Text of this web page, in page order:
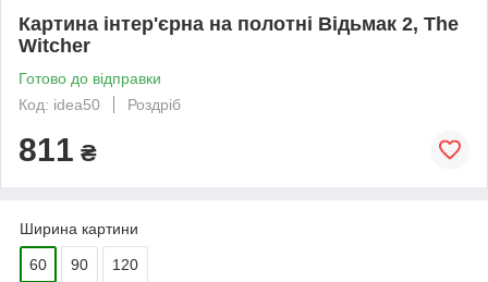
Картина інтер'єрна на полотні Відьмак 2, The
Witcher
Готово до відправки
Код: idea50
Роздріб
811 ₴
Ширина картини
60 90 120